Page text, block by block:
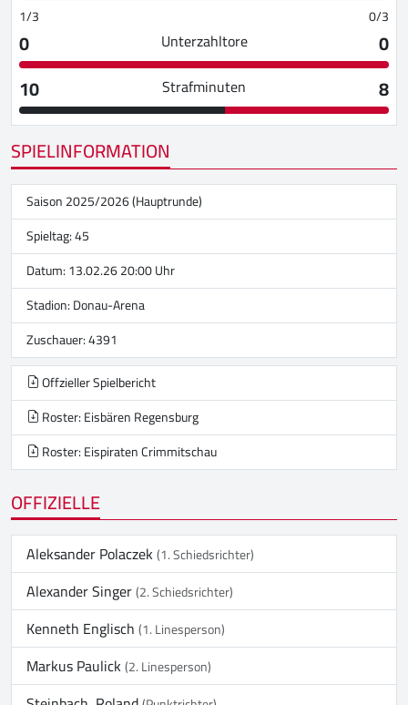
1/3 0/3
0 Unterzahltore
0
10
Strafminuten
8
SPIELINFORMATION
Saison 2025/2026 (Hauptrunde)
Spieltag: 45
Datum: 13.02.26 20:00 Uhr
Stadion:Donau-Arena
Zuschauer: 4391
Offzieller Spielbericht
Roster: Eisbären Regensburg
Roster: Eispiraten Crimmitschau
OFFIZIELLE
Aleksander Polaczek(1. Schiedsrichter)
Alexander Singer(2. Schiedsrichter)
Kenneth Englisch(1. Linesperson)
Markus Paulick(2. Linesperson)